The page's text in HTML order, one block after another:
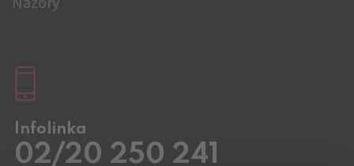
Infolinka
02/20 250 241